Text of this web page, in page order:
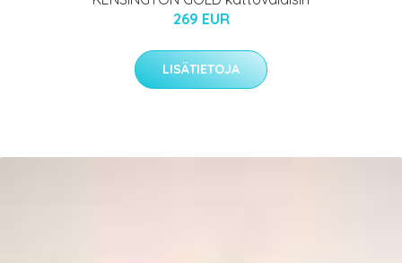
269 EUR
LISÄTIETOJA